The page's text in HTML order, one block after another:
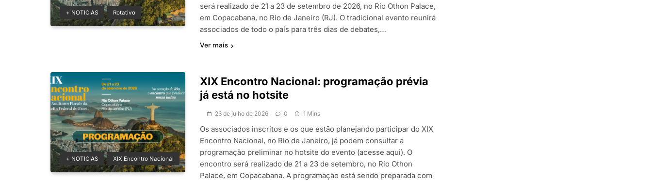
+ NOTICIAS Rotativo
será realizado de 21 a 23 de setembro de 2026, no Rio Othon Palace,
em Copacabana, no Rio de Janeiro (RJ). O tradicional evento reunirá
associados de todo o país para três dias de debates,…
Ver mais
+ NOTICIAS XIX Encontro Nacional
XIX Encontro Nacional: programação prévia
já está no hotsite
23 de julho de 2026 0 1 Mins
Os associados inscritos e os que estão planejando participar do XIX
Encontro Nacional, no Rio de Janeiro, já podem consultar a
programação preliminar no hotsite do evento (acesse aqui). O
encontro será realizado de 21 a 23 de setembro, no Rio Othon
Palace, em Copacabana. A programação está sendo preparada com